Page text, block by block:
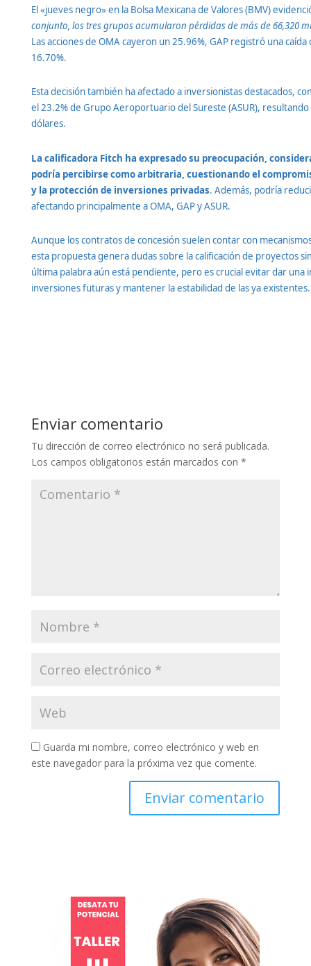
El «jueves negro» en la Bolsa Mexicana de Valores (BMV)
conjunto, los tres grupos acumularon pérdidas de más de 66,320
Las acciones de OMA cayeron un 25.96%, GAP registró una
16.70%.
Esta decisión también ha afectado a inversionistas destacados,
el 23.2% de Grupo Aeroportuario del Sureste (ASUR),
dólares.
La calificadora Fitch ha expresado su preocupación,
podría percibirse como arbitraria, cuestionando el
y la protección de inversiones privadas. Además, podría
afectando principalmente a OMA, GAP y ASUR.
Aunque los contratos de concesión suelen contar con
esta propuesta genera dudas sobre la calificación de proyectos
última palabra aún está pendiente, pero es crucial evitar dar una
inversiones futuras y mantener la estabilidad de las ya existentes.
Enviar comentario
Tu dirección de correo electrónico no será publicada.
Los campos obligatorios están marcados con *
Guarda mi nombre, correo electrónico y web en
este navegador para la próxima vez que comente.